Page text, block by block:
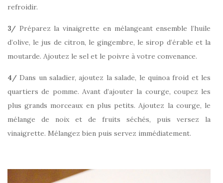
refroidir.
3/ Préparez la vinaigrette en mélangeant ensemble l’huile
d’olive, le jus de citron, le gingembre, le sirop d’érable et la
moutarde. Ajoutez le sel et le poivre à votre convenance.
4/ Dans un saladier, ajoutez la salade, le quinoa froid et les
quartiers de pomme. Avant d’ajouter la courge, coupez les
plus grands morceaux en plus petits. Ajoutez la courge, le
mélange de noix et de fruits séchés, puis versez la
vinaigrette. Mélangez bien puis servez immédiatement.